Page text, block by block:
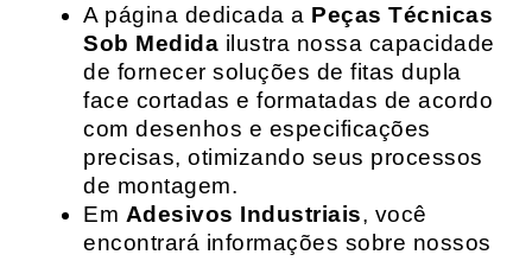
A página dedicada a Peças Técnicas
Sob Medida ilustra nossa capacidade
de fornecer soluções de fitas dupla
face cortadas e formatadas de acordo
com desenhos e especificações
precisas, otimizando seus processos
de montagem.
Em Adesivos Industriais, você
encontrará informações sobre nossos